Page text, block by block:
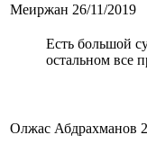
Меиржан 26/11/2019
Есть большой
остальном все
Олжас Абдрахманов